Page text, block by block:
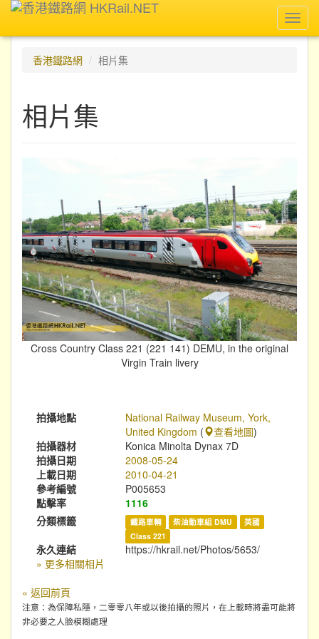
香港鐵路網
相片集
相片集
Cross Country Class 221 (221 141) DEMU, in the original
Virgin Train livery
拍攝地點
National Railway Museum, York,
United Kingdom ( 查看地圖)
拍攝器材
Konica Minolta Dynax 7D
拍攝日期
2008-05-24
上載日期
2010-04-21
參考編號
P005653
點擊率
1116
分類標籤
鐵路車輛 柴油動車組 DMU
英國
Class 221
永久連結
https://hkrail.net/Photos/5653/
» 更多相關相片
« 返回前頁
注意：為保障私隱，二零零八年或以後拍攝的照片，在上載時將盡可能將
非必要之人臉模糊處理